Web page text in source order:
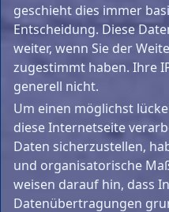
geschieht dies immer
Entscheidung. Diese
weiter, wenn Sie der
zugestimmt haben. Ihre
generell nicht.
Um einen möglichst
diese Internetseite
Daten sicherzustellen,
und organisatorische
weisen darauf hin, dass
Datenübertragungen